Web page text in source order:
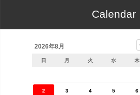
Calendar
2026年8月
日 月 火 水 木
2 3 4 5 6